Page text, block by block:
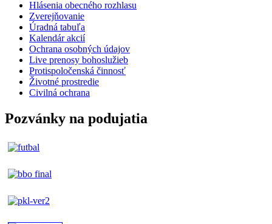
Hlásenia obecného rozhlasu
Zverejňovanie
Úradná tabuľa
Kalendár akcií
Ochrana osobných údajov
Live prenosy bohoslužieb
Protispoločenská činnosť
Životné prostredie
Civilná ochrana
Pozvánky na podujatia